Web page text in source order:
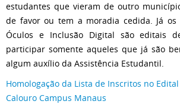
estudantes que vieram de outro
de favor ou tem a moradia cedida. Já os
Óculos e Inclusão Digital são editais
participar somente aqueles que já são
algum auxílio da Assistência Estudantil.
Homologação da Lista de Inscritos no
Calouro Campus Manaus